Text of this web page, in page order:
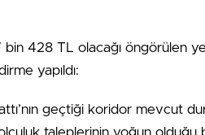
428 TL olacağı öngörülen
yapıldı:
geçtiği koridor mevcut
taleplerinin yoğun olduğu